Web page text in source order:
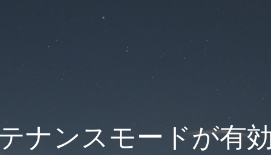
ナンスモードが有